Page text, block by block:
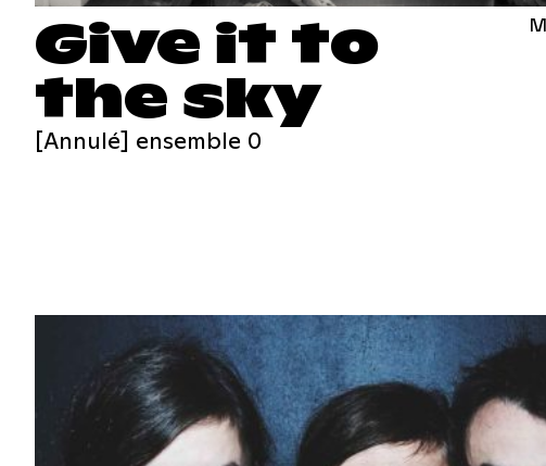
Give it to
the sky
[Annulé] ensemble 0